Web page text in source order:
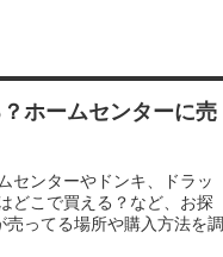
ホームセンターに売
センターやドンキ、ドラッ
どこで買える？など、お探
ってる場所や購入方法を調